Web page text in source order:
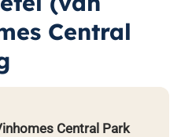
Central
Central Park